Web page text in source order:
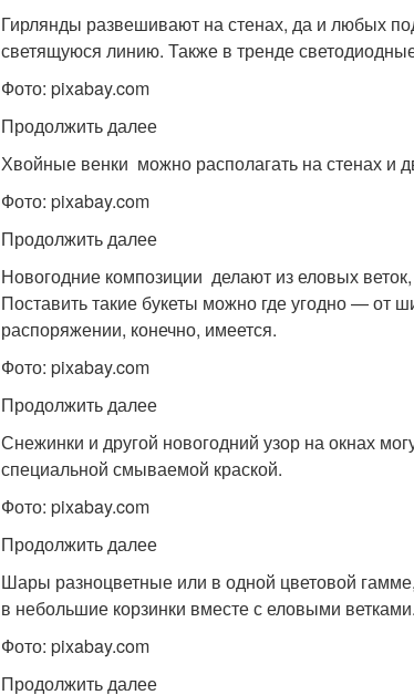
Гирлянды развешивают на стенах, да и любых
светящуюся линию. Также в тренде
Фото: pixabay.com
Продолжить далее
Хвойные венки можно располагать на стенах и
Фото: pixabay.com
Продолжить далее
Новогодние композиции делают из еловых
Поставить такие букеты можно где угодно — от
распоряжении, конечно, имеется.
Фото: pixabay.com
Продолжить далее
Снежинки и другой новогодний узор на окнах
специальной смываемой краской.
Фото: pixabay.com
Продолжить далее
Шары разноцветные или в одной цветовой
в небольшие корзинки вместе с еловыми ветками.
Фото: pixabay.com
Продолжить далее